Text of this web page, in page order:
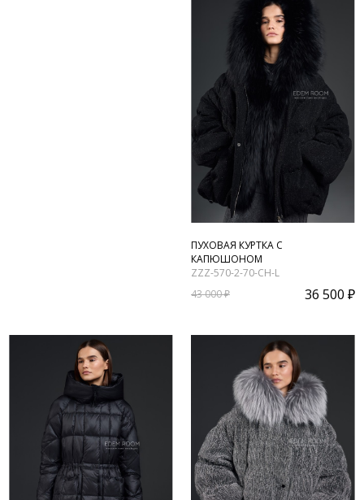
ПУХОВАЯ КУРТКА С
КАПЮШОНОМ
ZZZ-570-2-70-CH-L
43 000 ₽
36 500 ₽